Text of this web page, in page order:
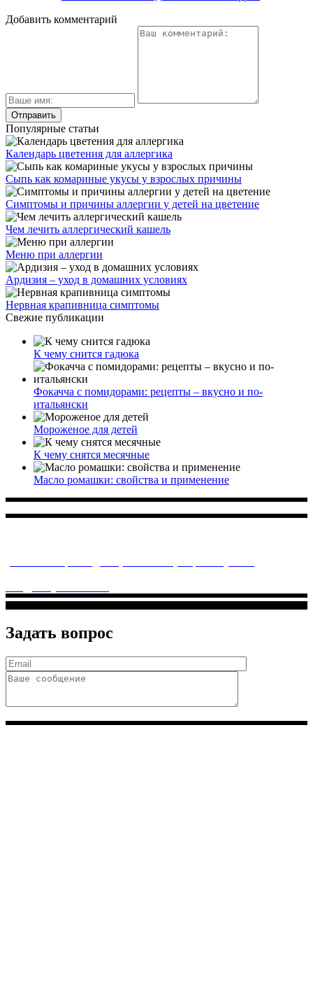
Добавить комментарий
Популярные статьи
Календарь цветения для аллергика
Сыпь как комариные укусы у взрослых причины
Симптомы и причины аллергии у детей на цветение
Чем лечить аллергический кашель
Меню при аллергии
Ардизия – уход в домашних условиях
Нервная крапивница симптомы
Свежие публикации
К чему снится гадюка
Фокачча с помидорами: рецепты – вкусно и по-
итальянски
Мороженое для детей
К чему снятся месячные
Масло ромашки: свойства и применение
Задать вопрос